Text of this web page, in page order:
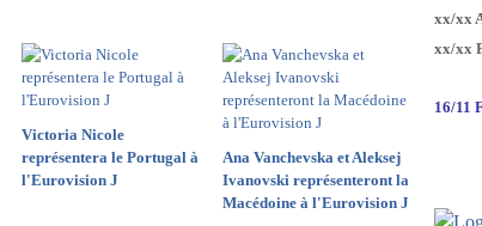
Victoria Nicole
représentera le Portugal à
l'Eurovision J
Ana Vanchevska et Aleksej
Ivanovski représenteront la
Macédoine à l'Eurovision J
xx/xx
xx/xx
16/11